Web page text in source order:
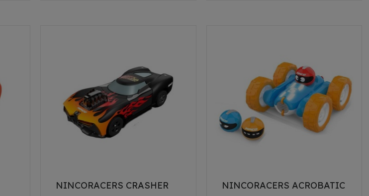
NINCORACERS CRASHER NINCORACERS ACROBATIC